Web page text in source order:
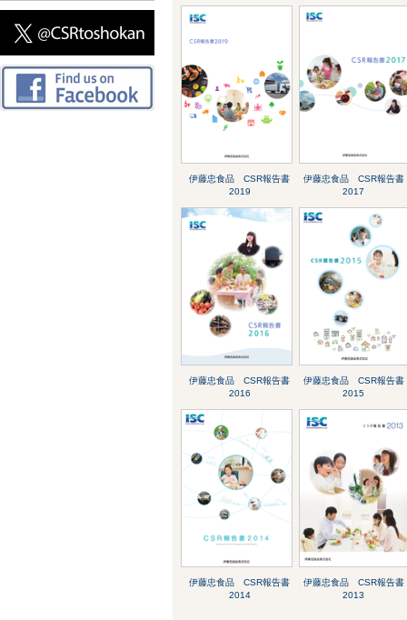
伊藤忠食品 CSR報告書
2019
伊藤忠食品 CSR報告書
2017
伊藤忠食品 CSR報告書
2016
伊藤忠食品 CSR報告書
2015
伊藤忠食品 CSR報告書
2014
伊藤忠食品 CSR報告書
2013